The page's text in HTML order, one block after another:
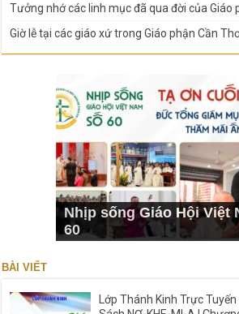
Tưởng nhớ các linh mục đã qua đời của Giáo
Giờ lễ tại các giáo xứ trong Giáo phận Cần
Nhịp sống Giáo Hội Việt
60
BÀI VIẾT
Lớp Thánh Kinh Trực